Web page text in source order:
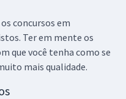
concursos em
Ter em mente os
que você tenha como se
mais qualidade.